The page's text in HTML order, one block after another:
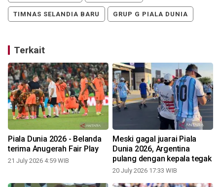
TIMNAS SELANDIA BARU GRUP G PIALA DUNIA
Terkait
Piala Dunia 2026 - Belanda
terima Anugerah Fair Play
21 July 2026 4:59 WIB
Meski gagal juarai Piala
Dunia 2026, Argentina
pulang dengan kepala tegak
20 July 2026 17:33 WIB